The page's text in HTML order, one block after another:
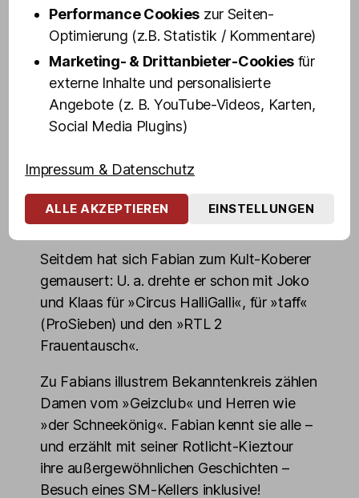
mit etwas anderem Schwerpunkt:
Fabian«, Video s. u.) arbeitet seit mehr als
20 Jahren im Milieu – als Türsteher und
Koberer im legendären Live-Sex-Cabaret
»Safari«, als rechte Hand einer ehemaligen
kurzzeitig sogar als Zuhälter – bis ihn
Olivia Jones exklusiv für ihren Menstripclub
»Olivias Wilde Jungs« verpflichtete.
Seitdem hat sich Fabian zum Kult-Koberer
gemausert: U. a. drehte er schon mit Joko
und Klaas für »Circus HalliGalli«, für »taff«
(ProSieben) und den »RTL 2
Frauentausch«.
Zu Fabians illustrem Bekanntenkreis zählen
Damen vom »Geizclub« und Herren wie
»der Schneekönig«. Fabian kennt sie alle –
und erzählt mit seiner Rotlicht-Kieztour
ihre außergewöhnlichen Geschichten –
Besuch eines SM-Kellers inklusive!
Performance Cookies zur Seiten-
Optimierung (z.B. Statistik / Kommentare)
Marketing- & Drittanbieter-Cookies für
externe Inhalte und personalisierte
Angebote (z. B. YouTube-Videos, Karten,
Social Media Plugins)
Impressum & Datenschutz
ALLE AKZEPTIEREN EINSTELLUNGEN